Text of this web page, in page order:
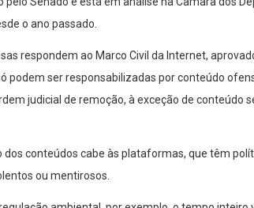
o ano passado.
respondem ao Marco Civil da Internet,
podem ser responsabilizadas por conteúdo
judicial de remoção, à exceção de conteúdo
dos conteúdos cabe às plataformas, que têm
ou mentirosos.